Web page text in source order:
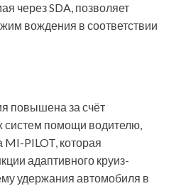
через SDA, позволяет
вождения в соответствии
повышена за счёт
помощи водителю,
MI-PILOT, которая
адаптивного круиз-
удержания автомобиля в